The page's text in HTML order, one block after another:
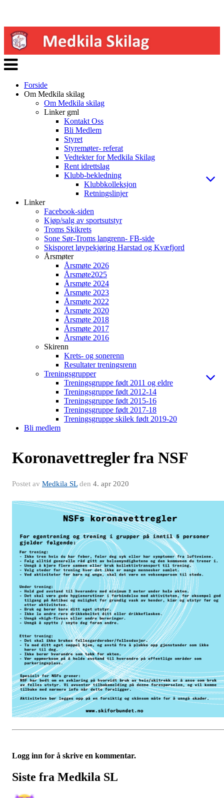
Veksle
navigasjon
Forside
Om Medkila skilag
Om Medkila skilag
Linker gml
Kontakt Oss
Bli Medlem
Styret
Styremøter- referat
Vedtekter for Medkila Skilag
Rent idrettslag
Klubb-bekledning
Klubbkolleksjon
Retningslinjer
Linker
Facebook-siden
Kjøp/salg av sportsutstyr
Troms Skikrets
Sone Sør-Troms langrenn- FB-side
Skisporet løypekjøring Harstad og Kvæfjord
Årsmøter
Årsmøte 2026
Årsmøte2025
Årsmøte 2024
Årsmøte 2023
Årsmøte 2022
Årsmøte 2020
Årsmøte 2018
Årsmøte 2017
Årsmøte 2016
Skirenn
Krets- og sonerenn
Resultater treningsrenn
Treningsgrupper
Treningsgruppe født 2011 og eldre
Treningsgruppe født 2012-14
Treningsgruppe født 2015-16
Treningsgruppe født 2017-18
Treningsgruppe skilek født 2019-20
Bli medlem
Koronavettregler fra NSF
Postet av Medkila SLden 4. apr 2020
Logg inn for å skrive en kommentar.
Siste fra Medkila SL